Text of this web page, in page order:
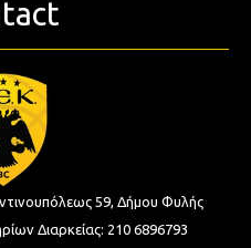
59, Δήμου Φυλής
Διαρκείας: 210 6896793